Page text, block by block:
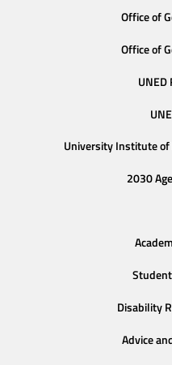
Office of
Office of
UNED
University Institute of
2030
Disability
Advice